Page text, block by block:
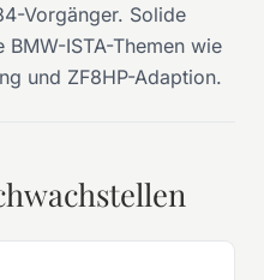
Vorgänger. Solide
ISTA-Themen wie
und ZF8HP-Adaption.